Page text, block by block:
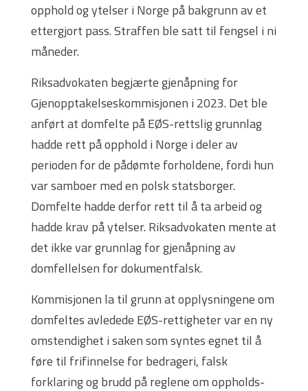
opphold og ytelser i Norge på bakgrunn av et
ettergjort pass. Straffen ble satt til fengsel i ni
måneder.
Riksadvokaten begjærte gjenåpning for
Gjenopptakelseskommisjonen i 2023. Det ble
anført at domfelte på EØS-rettslig grunnlag
hadde rett på opphold i Norge i deler av
perioden for de pådømte forholdene, fordi hun
var samboer med en polsk statsborger.
Domfelte hadde derfor rett til å ta arbeid og
hadde krav på ytelser. Riksadvokaten mente at
det ikke var grunnlag for gjenåpning av
domfellelsen for dokumentfalsk.
Kommisjonen la til grunn at opplysningene om
domfeltes avledede EØS-rettigheter var en ny
omstendighet i saken som syntes egnet til å
føre til frifinnelse for bedrageri, falsk
forklaring og brudd på reglene om oppholds-